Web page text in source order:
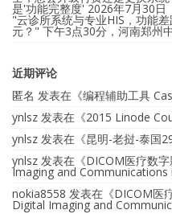
是'功能完整度' 2026年7月30日
"云诊所系统与专业HIS，功能
元？" 下午3点30分，河南郑州
近期评论
匿名 发表在《编程辅助工具
ynlsz 发表在《2015 Linode
ynlsz 发表在《昆明-老挝-泰国
ynlsz 发表在《DICOM医疗数
Imaging and Communications
nokia8558 发表在《DICOM医
Digital Imaging and